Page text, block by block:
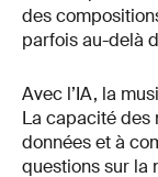
des
parfois au-delà
Avec l’IA, la
La capacité des
données et à
questions sur la